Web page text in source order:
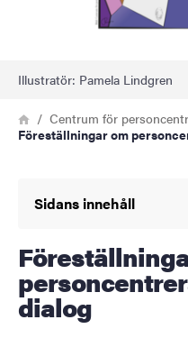
Illustratör: Pamela Lindgren
Länkstig
HemCentrum för
Föreställningar om
Sidans innehåll
Föreställningar om
dialog